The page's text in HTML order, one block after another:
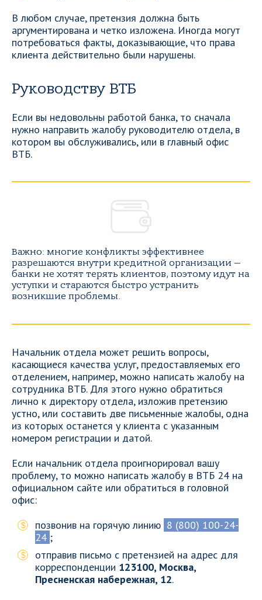
В любом случае, претензия должна быть
аргументирована и четко изложена. Иногда могут
потребоваться факты, доказывающие, что права
клиента действительно были нарушены.
Руководству ВТБ
Если вы недовольны работой банка, то сначала
нужно направить жалобу руководителю отдела, в
котором вы обслуживались, или в главный офис
ВТБ.
Важно: многие конфликты эффективнее
разрешаются внутри кредитной организации —
банки не хотят терять клиентов, поэтому идут на
уступки и стараются быстро устранить
возникшие проблемы.
Начальник отдела может решить вопросы,
касающиеся качества услуг, предоставляемых его
отделением, например, можно написать жалобу на
сотрудника ВТБ. Для этого нужно обратиться
лично к директору отдела, изложив претензию
устно, или составить две письменные жалобы, одна
из которых останется у клиента с указанным
номером регистрации и датой.
Если начальник отдела проигнорировал вашу
проблему, то можно написать жалобу в ВТБ 24 на
официальном сайте или обратиться в головной
офис:
позвонив на горячую линию 8 (800) 100-24-
24 ;
отправив письмо с претензией на адрес для
корреспонденции 123100, Москва,
Пресненская набережная, 12.